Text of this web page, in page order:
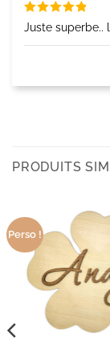
Note 5
sur 5
Juste superbe..
PRODUITS
Perso !